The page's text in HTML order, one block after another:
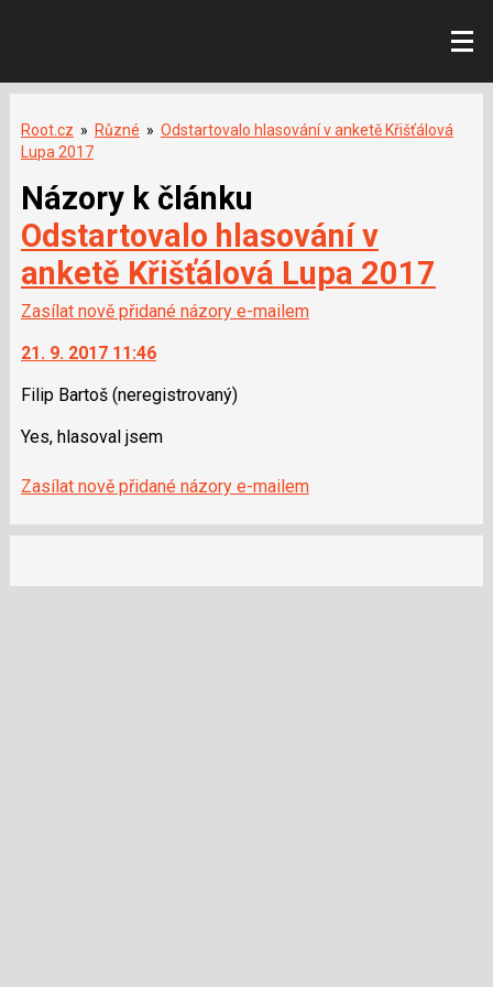
Root.cz » Různé » Odstartovalo hlasování v anketě Křišťálová
Lupa 2017
Názory k článku
Odstartovalo hlasování v
anketě Křišťálová Lupa 2017
Zasílat nově přidané názory e-mailem
21. 9. 2017 11:46
Filip Bartoš (neregistrovaný)
Yes, hlasoval jsem
Zasílat nově přidané názory e-mailem